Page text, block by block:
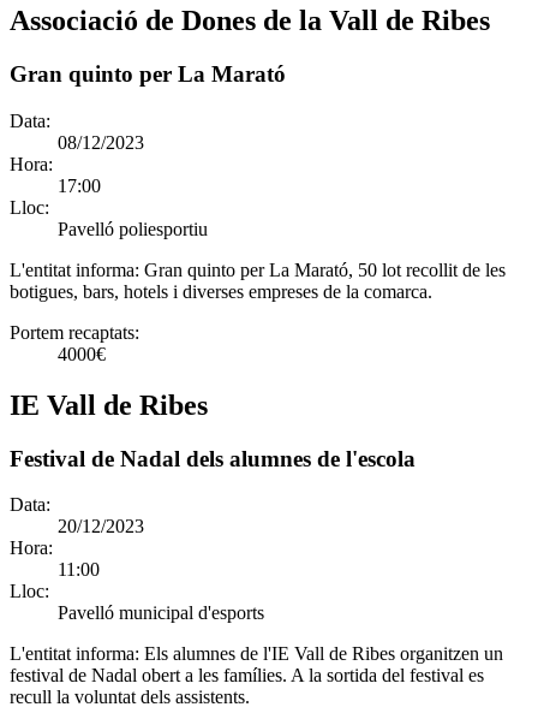
Associació de Dones de la Vall de Ribes
Gran quinto per La Marató
Data:
08/12/2023
Hora:
17:00
Lloc:
Pavelló poliesportiu
L'entitat informa: Gran quinto per La Marató, 50 lot recollit de les
botigues, bars, hotels i diverses empreses de la comarca.
Portem recaptats:
4000€
IE Vall de Ribes
Festival de Nadal dels alumnes de l'escola
Data:
20/12/2023
Hora:
11:00
Lloc:
Pavelló municipal d'esports
L'entitat informa: Els alumnes de l'IE Vall de Ribes organitzen un
festival de Nadal obert a les famílies. A la sortida del festival es
recull la voluntat dels assistents.